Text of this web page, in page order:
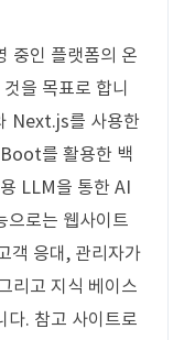
중인 플랫폼의 온
을 목표로 합니
Next.js를 사용한
를 활용한 백
LLM을 통한 AI
으로는 웹사이트
객 응대, 관리자가
리고 지식 베이스
다. 참고 사이트로